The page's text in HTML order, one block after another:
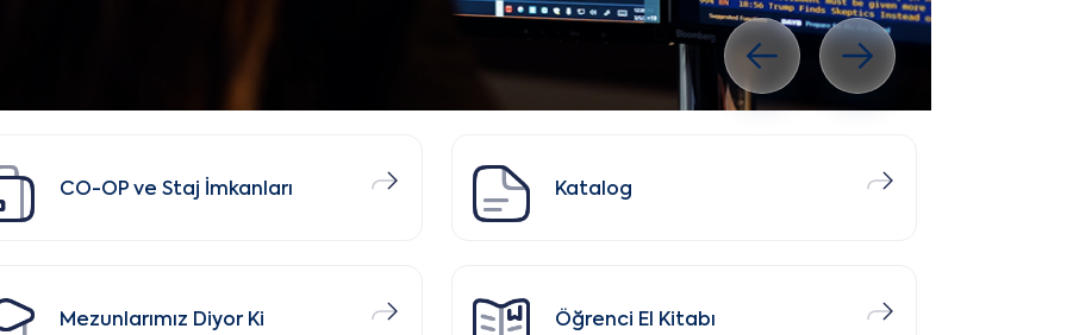
Önceki slaytSonraki slayt
CO-OP ve Staj İmkanları Katalog
Mezunlarımız Diyor Ki Öğrenci El Kitabı